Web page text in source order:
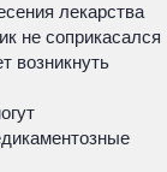
лекарства
не соприкасался
возникнуть